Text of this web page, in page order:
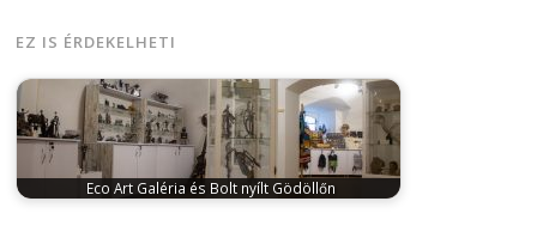
EZ IS ÉRDEKELHETI
Eco Art Galéria és Bolt nyílt Gödöllőn